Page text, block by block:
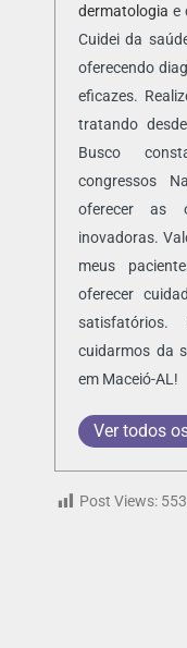
dermatologia e
Cuidei da
oferecendo
eficazes.
tratando
Busco
congressos
oferecer as
inovadoras.
meus
oferecer
cuidarmos da
em Maceió-AL!
Ver todos
Post Views: 553